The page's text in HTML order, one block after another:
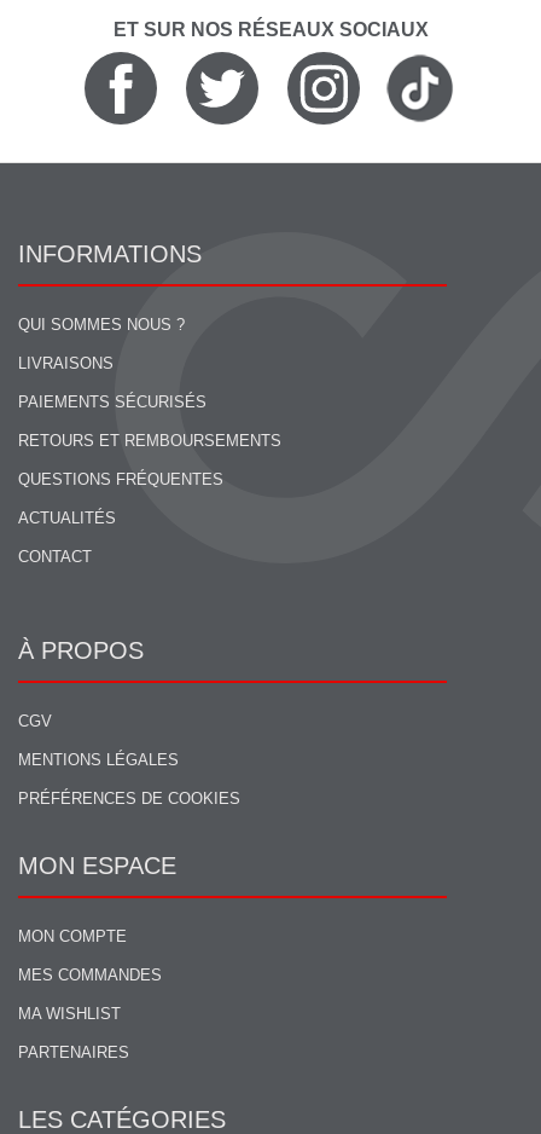
ET SUR NOS RÉSEAUX SOCIAUX
INFORMATIONS
QUI SOMMES NOUS ?
LIVRAISONS
PAIEMENTS SÉCURISÉS
RETOURS ET REMBOURSEMENTS
QUESTIONS FRÉQUENTES
ACTUALITÉS
CONTACT
À PROPOS
CGV
MENTIONS LÉGALES
PRÉFÉRENCES DE COOKIES
MON ESPACE
MON COMPTE
MES COMMANDES
MA WISHLIST
PARTENAIRES
LES CATÉGORIES